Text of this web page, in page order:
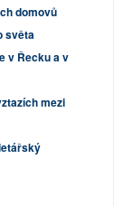
domovů
světa
v Řecku a v
mezi